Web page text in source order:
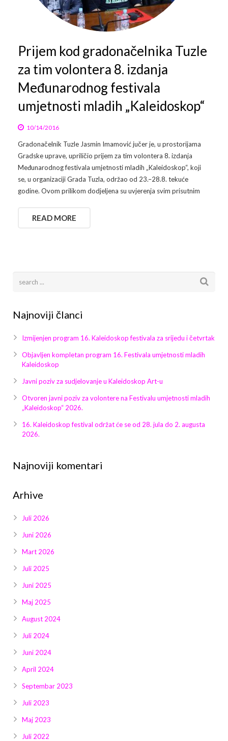
Video 2013
Video 2014
Video 2015
Video 2017
Video 2018
Galerija 2012
Galerija 2013
Galerija 2014
Galerija 2016
Galerija 2017
Prijem kod gradonačelnika Tuzle
za tim volontera 8. izdanja
Međunarodnog festivala
umjetnosti mladih „Kaleidoskop“
10/14/2016
Gradonačelnik Tuzle Jasmin Imamović jučer je, u prostorijama
Gradske uprave, upriličio prijem za tim volontera 8. izdanja
Međunarodnog festivala umjetnosti mladih „Kaleidoskop“, koji
se, u organizaciji Grada Tuzla, održao od 23.–28.8. tekuće
godine. Ovom prilikom dodjeljena su uvjerenja svim prisutnim
READ MORE
Najnoviji članci
Izmijenjen program 16. Kaleidoskop festivala za srijedu i četvrtak
Objavljen kompletan program 16. Festivala umjetnosti mladih
Kaleidoskop
Javni poziv za sudjelovanje u Kaleidoskop Art-u
Otvoren javni poziv za volontere na Festivalu umjetnosti mladih
„Kaleidoskop“ 2026.
16. Kaleidoskop festival održat će se od 28. jula do 2. augusta
2026.
Najnoviji komentari
Arhive
Juli 2026
Juni 2026
Mart 2026
Juli 2025
Juni 2025
Maj 2025
August 2024
Juli 2024
Juni 2024
April 2024
Septembar 2023
Juli 2023
Maj 2023
Juli 2022